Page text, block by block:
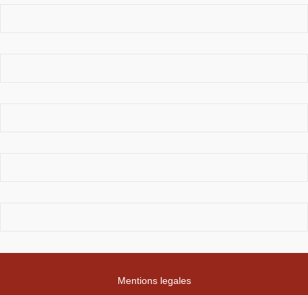
Mentions legales